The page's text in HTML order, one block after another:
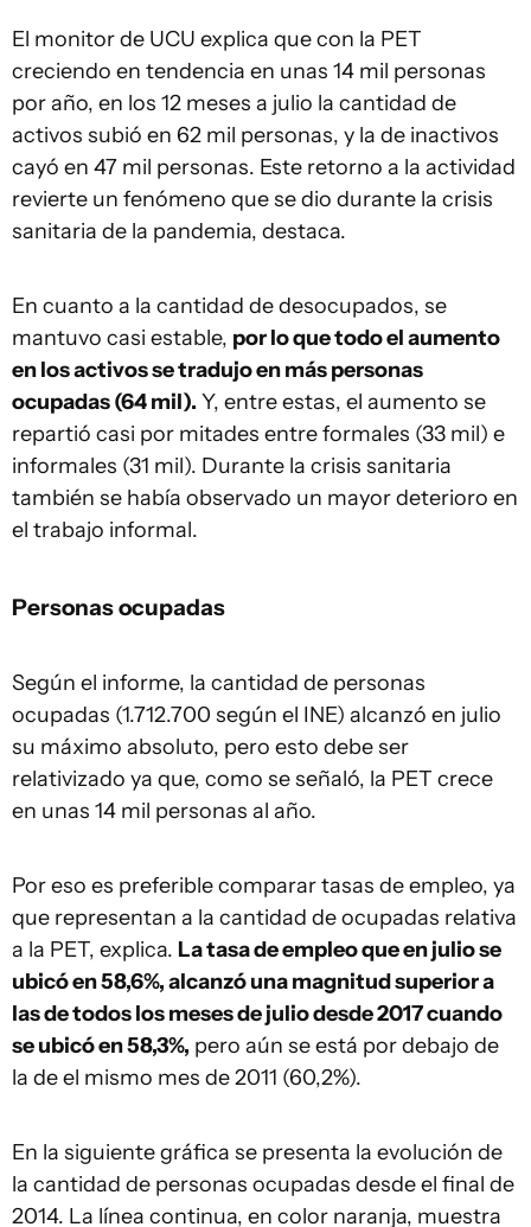
El monitor de UCU explica que con la PET
creciendo en tendencia en unas 14 mil personas
por año, en los 12 meses a julio la cantidad de
activos subió en 62 mil personas, y la de inactivos
cayó en 47 mil personas. Este retorno a la actividad
revierte un fenómeno que se dio durante la crisis
sanitaria de la pandemia, destaca.
En cuanto a la cantidad de desocupados, se
mantuvo casi estable, por lo que todo el aumento
en los activos se tradujo en más personas
ocupadas (64 mil). Y, entre estas, el aumento se
repartió casi por mitades entre formales (33 mil) e
informales (31 mil). Durante la crisis sanitaria
también se había observado un mayor deterioro en
el trabajo informal.
Personas ocupadas
Según el informe, la cantidad de personas
ocupadas (1.712.700 según el INE) alcanzó en julio
su máximo absoluto, pero esto debe ser
relativizado ya que, como se señaló, la PET crece
en unas 14 mil personas al año.
Por eso es preferible comparar tasas de empleo, ya
que representan a la cantidad de ocupadas relativa
a la PET, explica. La tasa de empleo que en julio se
ubicó en 58,6%, alcanzó una magnitud superior a
las de todos los meses de julio desde 2017 cuando
se ubicó en 58,3%, pero aún se está por debajo de
la de el mismo mes de 2011 (60,2%).
En la siguiente gráfica se presenta la evolución de
la cantidad de personas ocupadas desde el final de
2014. La línea continua, en color naranja, muestra